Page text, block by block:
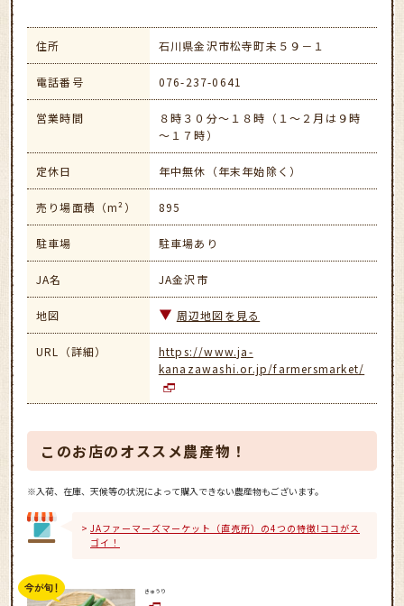
住所 石川県金沢市松寺町未５９－１
電話番号 076-237-0641
営業時間
８時３０分～１８時（１～２月は９時
～１７時）
定休日 年中無休（年末年始除く）
売り場面積（m²） 895
駐車場 駐車場あり
JA名 JA金沢市
地図 周辺地図を見る
URL（詳細）
https://www.ja-
kanazawashi.or.jp/farmersmarket/
このお店のオススメ農産物！
※入荷、在庫、天候等の状況によって購入できない農産物もございます。
JAファーマーズマーケット（直売所）の4つの特徴!ココがス
ゴイ！
きゅうり